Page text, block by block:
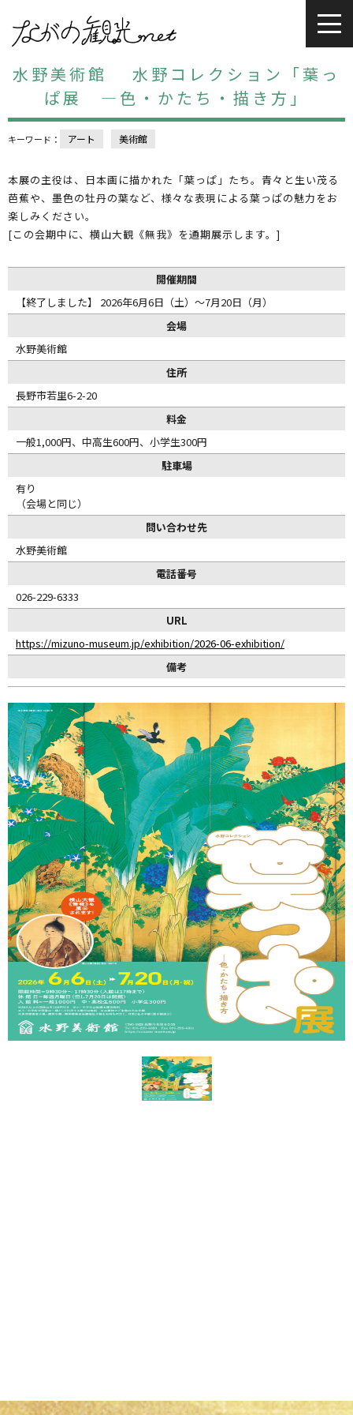
水野美術館 水野コレクション「葉っ
ぱ展 ―色・かたち・描き方」
キーワード： アート 美術館
本展の主役は、日本画に描かれた「葉っぱ」たち。青々と生い茂る
芭蕉や、墨色の牡丹の葉など、様々な表現による葉っぱの魅力をお
楽しみください。
[この会期中に、横山大観《無我》を通期展示します。]
開催期間
【終了しました】 2026年6月6日（土）～7月20日（月）
会場
水野美術館
住所
長野市若里6-2-20
料金
一般1,000円、中高生600円、小学生300円
駐車場
有り
（会場と同じ）
問い合わせ先
水野美術館
電話番号
026-229-6333
URL
https://mizuno-museum.jp/exhibition/2026-06-exhibition/
備考